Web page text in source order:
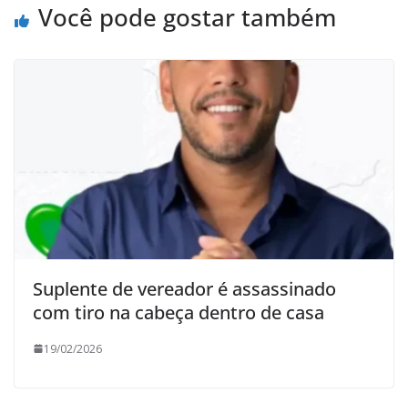
Você pode gostar também
Suplente de vereador é assassinado
com tiro na cabeça dentro de casa
19/02/2026